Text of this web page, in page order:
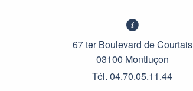
67 ter Boulevard de Courtais
03100 Montluçon
Tél. 04.70.05.11.44